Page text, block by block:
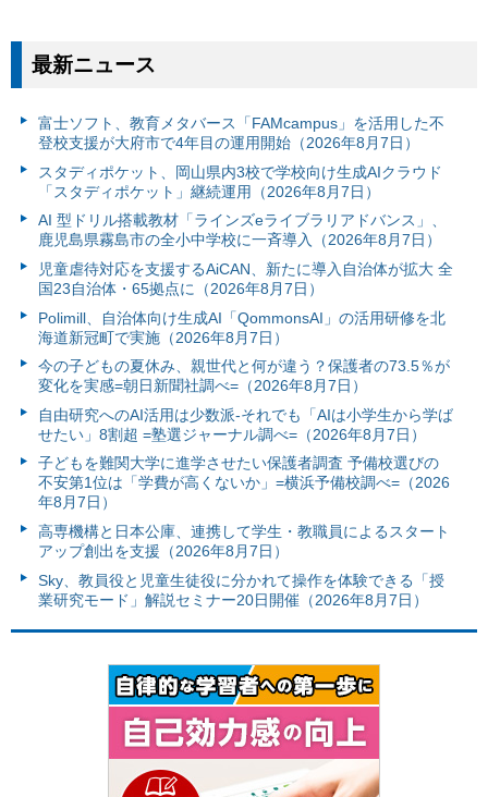
最新ニュース
富⼠ソフト、教育メタバース「FAMcampus」を活用した不
登校支援が大府市で4年目の運用開始（2026年8月7日）
スタディポケット、岡山県内3校で学校向け生成AIクラウド
「スタディポケット」継続運用（2026年8月7日）
AI 型ドリル搭載教材「ラインズeライブラリアドバンス」、
鹿児島県霧島市の全小中学校に一斉導入（2026年8月7日）
児童虐待対応を支援するAiCAN、新たに導入自治体が拡大 全
国23自治体・65拠点に（2026年8月7日）
Polimill、自治体向け生成AI「QommonsAI」の活用研修を北
海道新冠町で実施（2026年8月7日）
今の子どもの夏休み、親世代と何が違う？保護者の73.5％が
変化を実感=朝日新聞社調べ=（2026年8月7日）
自由研究へのAI活用は少数派-それでも「AIは小学生から学ば
せたい」8割超 =塾選ジャーナル調べ=（2026年8月7日）
子どもを難関大学に進学させたい保護者調査 予備校選びの
不安第1位は「学費が高くないか」=横浜予備校調べ=（2026
年8月7日）
高専機構と日本公庫、連携して学生・教職員によるスタート
アップ創出を支援（2026年8月7日）
Sky、教員役と児童生徒役に分かれて操作を体験できる「授
業研究モード」解説セミナー20日開催（2026年8月7日）